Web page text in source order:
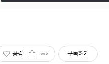
공감 구독하기